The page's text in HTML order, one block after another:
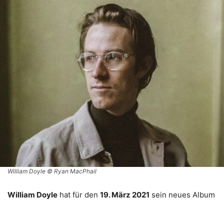
William Doyle © Ryan MacPhail
William Doyle hat für den 19. März 2021 sein neues Album